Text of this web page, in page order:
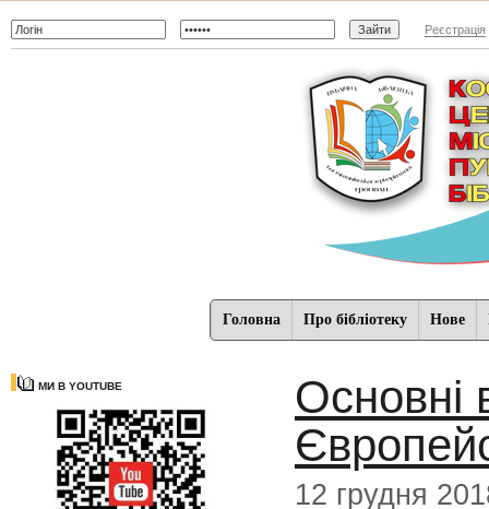
Реєстрація
Головна Про бібліотеку Нове
МИ В YOUTUBE
Основні
12 грудня